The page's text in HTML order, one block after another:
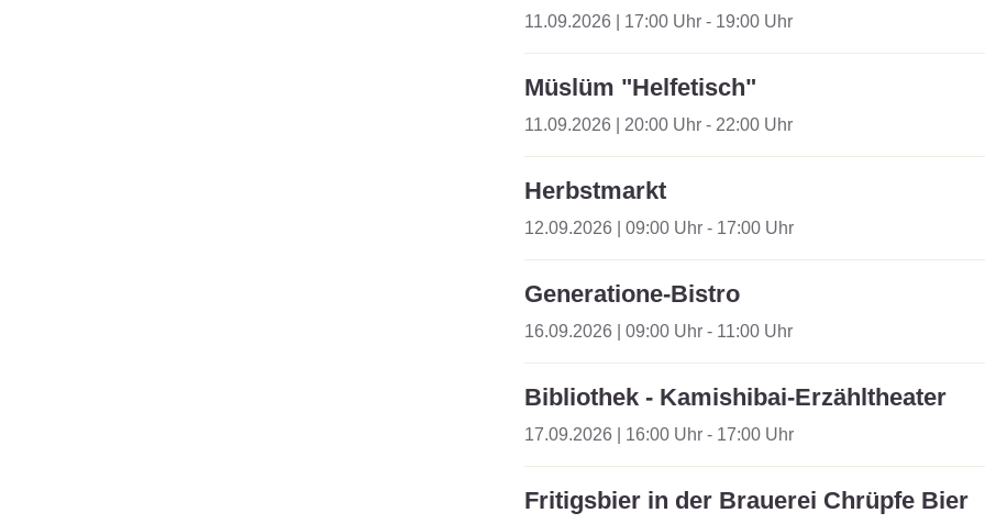
11.09.2026 | 17:00 Uhr - 19:00 Uhr
Müslüm "Helfetisch"
11.09.2026 | 20:00 Uhr - 22:00 Uhr
Herbstmarkt
12.09.2026 | 09:00 Uhr - 17:00 Uhr
Generatione-Bistro
16.09.2026 | 09:00 Uhr - 11:00 Uhr
Bibliothek - Kamishibai-Erzähltheater
17.09.2026 | 16:00 Uhr - 17:00 Uhr
Fritigsbier in der Brauerei Chrüpfe Bier